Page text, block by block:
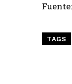
Fuente:
TAGS